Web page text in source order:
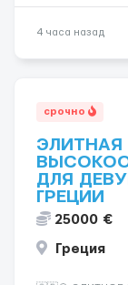
4 часа назад
срочно
ЭЛИТНАЯ
ДЛЯ
ГРЕЦИИ
25000 €
Греция